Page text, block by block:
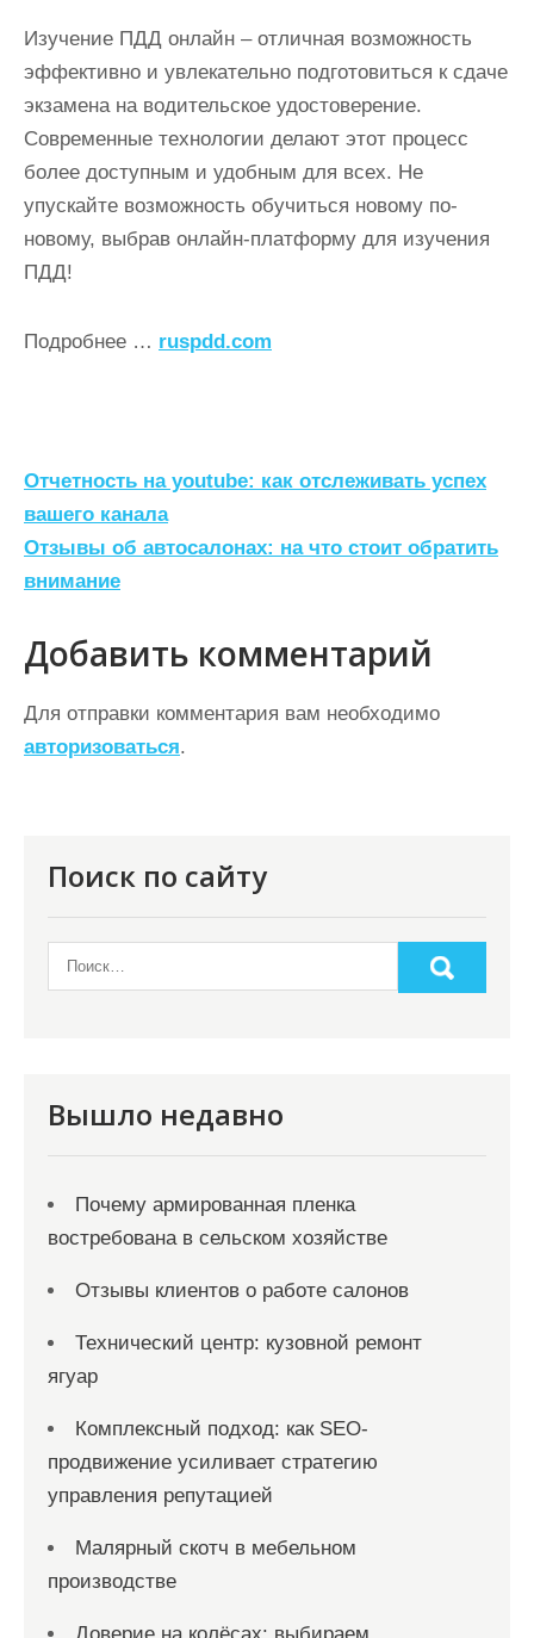
Изучение ПДД онлайн – отличная возможность
эффективно и увлекательно подготовиться к сдаче
экзамена на водительское удостоверение.
Современные технологии делают этот процесс
более доступным и удобным для всех. Не
упускайте возможность обучиться новому по-
новому, выбрав онлайн-платформу для изучения
ПДД!
Подробнее … ruspdd.com
Н
а
в
и
г
а
ц
и
м
Отчетность на youtube: как отслеживать успех
вашего канала
Отзывы об автосалонах: на что стоит обратить
внимание
Добавить комментарий
Для отправки комментария вам необходимо
авторизоваться.
Поиск по сайту
Вышло недавно
Почему армированная пленка
востребована в сельском хозяйстве
Отзывы клиентов о работе салонов
Технический центр: кузовной ремонт
ягуар
Комплексный подход: как SEO-
продвижение усиливает стратегию
управления репутацией
Малярный скотч в мебельном
производстве